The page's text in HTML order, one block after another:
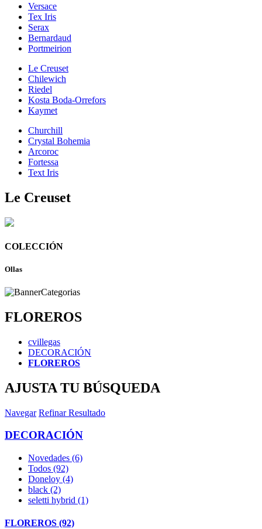
Versace
Tex Iris
Serax
Bernardaud
Portmeirion
Le Creuset
Chilewich
Riedel
Kosta Boda-Orrefors
Kaymet
Churchill
Crystal Bohemia
Arcoroc
Fortessa
Text Iris
Le Creuset
COLECCIÓN
Ollas
FLOREROS
cvillegas
DECORACIÓN
FLOREROS
AJUSTA TU BÚSQUEDA
Navegar Refinar Resultado
DECORACIÓN
Novedades (6)
Todos (92)
Doneloy (4)
black (2)
seletti hybrid (1)
FLOREROS (92)